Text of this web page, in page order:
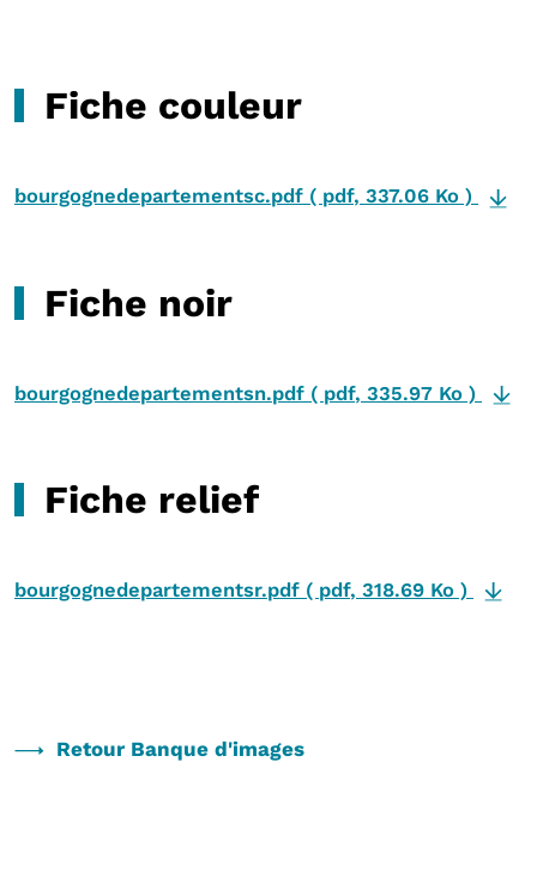
Fiche couleur
bourgognedepartementsc.pdf ( pdf, 337.06 Ko )
Fiche noir
bourgognedepartementsn.pdf ( pdf, 335.97 Ko )
Fiche relief
bourgognedepartementsr.pdf ( pdf, 318.69 Ko )
Retour Banque d'images